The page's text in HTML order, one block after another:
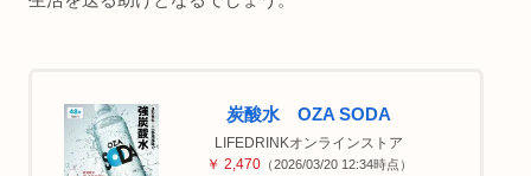
炭酸水 OZA SODA
LIFEDRINKオンラインストア
￥ 2,470（2026/03/20 12:34時点）